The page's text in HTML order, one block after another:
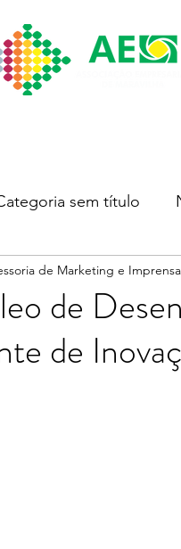
sem título
de
de
de Marketing e Imprensa